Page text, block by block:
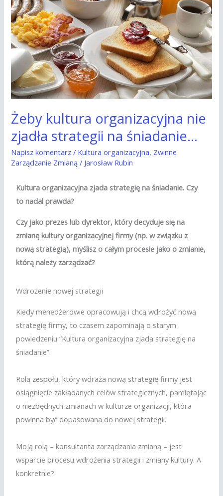
Żeby kultura organizacyjna nie
zjadła strategii na śniadanie…
Napisz komentarz / Kultura organizacyjna, Zwinne
Zarządzanie Zmianą / Jarosław Rubin
Kultura organizacyjna zjada strategię na śniadanie. Czy
to nadal prawda?
Czy jako prezes lub dyrektor, który decyduje się na
zmianę kultury organizacyjnej firmy (np. w związku z
nową strategią), myślisz o całym procesie jako o zmianie,
którą należy zarządzać?
Wdrożenie nowej strategii
Kiedy menedżerowie opracowują i chcą wdrożyć nową
strategię firmy, to czasem zapominają o starym
powiedzeniu “Kultura organizacyjna zjada strategię na
śniadanie”.
Rolą zespołu, który wdraża nową strategię firmy jest
osiągnięcie zakładanych celów strategicznych, pamiętając
o niezbędnych zmianach w kulturze organizacji, która
powinna być dopasowana do nowej strategii.
Moją rolą – konsultanta zarządzania zmianą – jest
wsparcie procesu wdrożenia strategii i zmiany kultury. A
konkretnie?
zjadła
strategii
na
śniadanie…